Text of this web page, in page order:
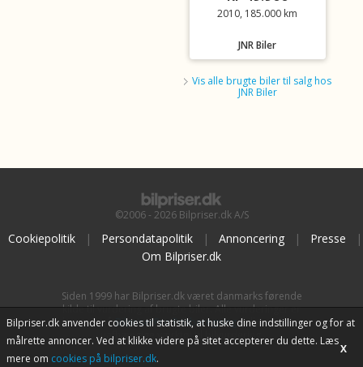
2010, 185.000 km
JNR Biler
Vis alle brugte biler til salg hos
JNR Biler
©2006 - 2026 Bilpriser.dk A/S
Cookiepolitik | Persondatapolitik | Annoncering | Presse
|
Om Bilpriser.dk
Siden 1999 har Bilpriser.dk været danmarks førende
kilde til vurdering af brugte biler. Alle vurderinger er
baseret påBilpriserPro Prisberegning , bilbranchens
uafhængige værktøj til bilvurdering.
Bilpriser.dk anvender cookies til statistik, at huske dine indstillinger og for at
målrette annoncer. Ved at klikke videre på sitet accepterer du dette. Læs
mere om cookies på bilpriser.dk.
X